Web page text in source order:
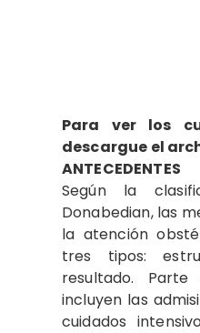
Para ver los
descargue el
ANTECEDENTES
Según la
Donabedian, las
la atención
tres tipos:
resultado.
incluyen las
cuidados